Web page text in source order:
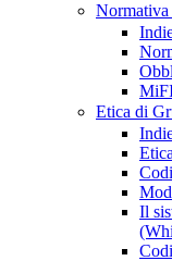
Etica di
Il